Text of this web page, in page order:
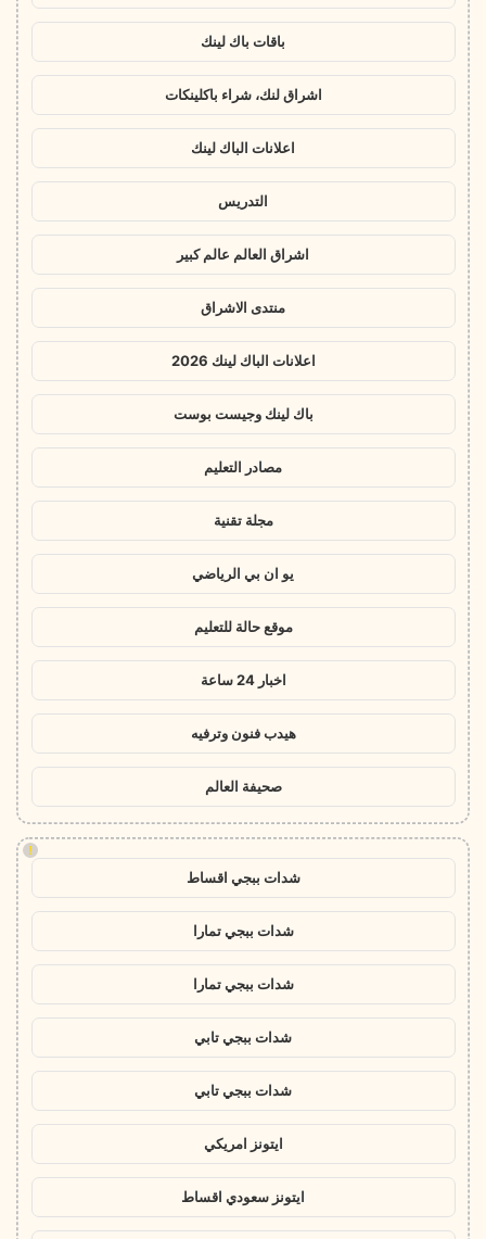
باقات باك لينك
اشراق لنك، شراء باكلينكات
اعلانات الباك لينك
التدريس
اشراق العالم عالم كبير
منتدى الاشراق
اعلانات الباك لينك 2026
باك لينك وجيست بوست
مصادر التعليم
مجلة تقنية
يو ان بي الرياضي
موقع حالة للتعليم
اخبار 24 ساعة
هيدب فنون وترفيه
صحيفة العالم
!
شدات ببجي اقساط
شدات ببجي تمارا
شدات ببجي تمارا
شدات ببجي تابي
شدات ببجي تابي
ايتونز امريكي
ايتونز سعودي اقساط